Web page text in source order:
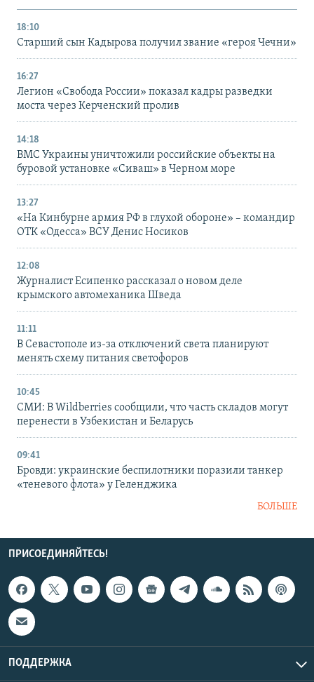
18:10
Старший сын Кадырова получил звание «героя Чечни»
16:27
Легион «Свобода России» показал кадры разведки
моста через Керченский пролив
14:18
ВМС Украины уничтожили российские объекты на
буровой установке «Сиваш» в Черном море
13:27
«На Кинбурне армия РФ в глухой обороне» – командир
ОТК «Одесса» ВСУ Денис Носиков
12:08
Журналист Есипенко рассказал о новом деле
крымского автомеханика Шведа
11:11
В Севастополе из-за отключений света планируют
менять схему питания светофоров
10:45
СМИ: В Wildberries сообщили, что часть складов могут
перенести в Узбекистан и Беларусь
09:41
Бровди: украинские беспилотники поразили танкер
«теневого флота» у Геленджика
БОЛЬШЕ
ПРИСОЕДИНЯЙТЕСЬ!
ПОДДЕРЖКА